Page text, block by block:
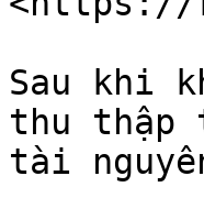
Sau khi
thu thập
tài